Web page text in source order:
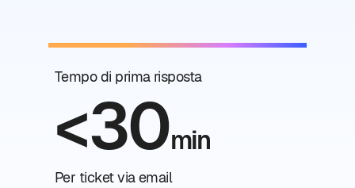
Tempo di prima risposta
<30min
Per ticket via email